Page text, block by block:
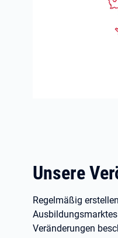
Unsere
Regelmäßig
Veränderungen